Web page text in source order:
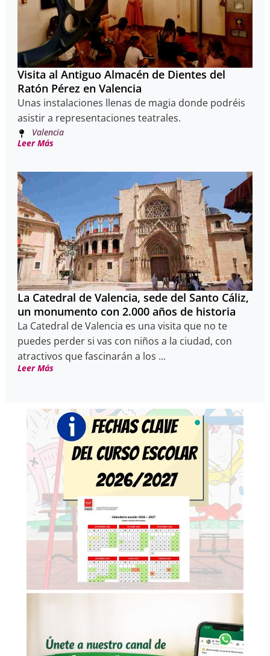
Visita al Antiguo Almacén de Dientes del
Ratón Pérez en Valencia
Unas instalaciones llenas de magia donde podréis
asistir a representaciones teatrales.
Valencia
Leer Más
La Catedral de Valencia, sede del Santo Cáliz,
un monumento con 2.000 años de historia
La Catedral de Valencia es una visita que no te
puedes perder si vas con niños a la ciudad, con
atractivos que fascinarán a los ...
Leer Más